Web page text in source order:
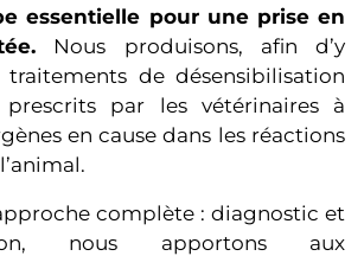
essentielle pour une prise en
Nous produisons, afin d’y
traitements de désensibilisation
prescrits par les vétérinaires à
en cause dans les réactions
complète : diagnostic et
nous apportons aux